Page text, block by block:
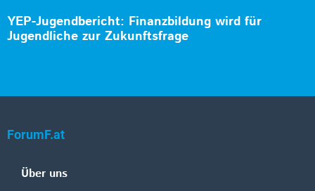
YEP-Jugendbericht: Finanzbildung wird für
Jugendliche zur Zukunftsfrage
ForumF.at
Über uns